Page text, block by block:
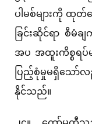
ပါမစ်များကို ထုတ်
ခြင်းဆိုင်ရာ စီမံ
အပ အထူးကိစ္စရပ်
ပြည့်စုံမှုမရှိသေ
နိုင်သည်။